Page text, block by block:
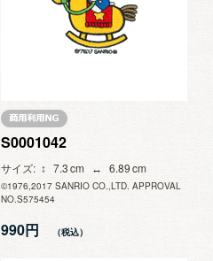
S0001042
サイズ 7.3 6.89
©1976,2017 SANRIO CO.,LTD. APPROVAL
NO.S575454
990円